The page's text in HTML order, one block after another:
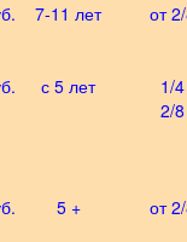
7-11 лет
с 5 лет
от
1/4
2/8
5 +
от